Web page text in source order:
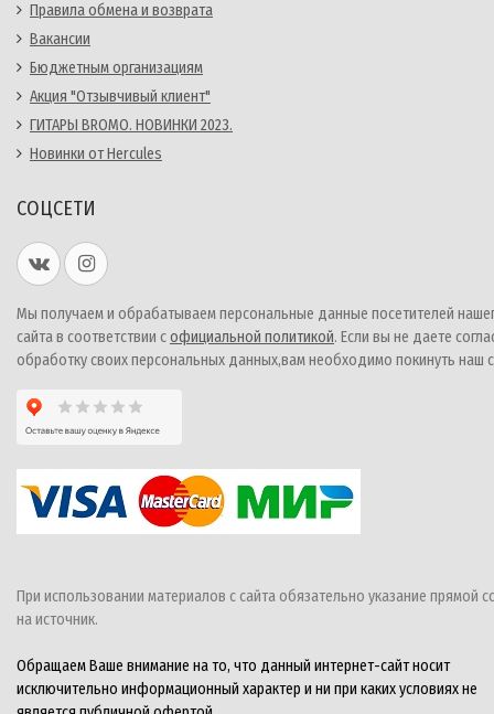
Правила обмена и возврата
Вакансии
Бюджетным организациям
Акция "Отзывчивый клиент"
ГИТАРЫ BROMO. НОВИНКИ 2023.
Новинки от Hercules
СОЦСЕТИ
Мы получаем и обрабатываем персональные данные посетителей
сайта в соответствии софициальной политикой. Если вы не даете
обработку своих персональных данных,вам необходимо покинуть наш
При использовании материалов с сайта обязательно указание прямой
на источник.
Обращаем Ваше внимание на то, что данный интернет-сайт носит
исключительно информационный характер и ни при каких условиях не